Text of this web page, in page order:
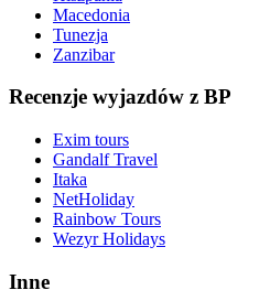
Macedonia
Tunezja
Zanzibar
Recenzje wyjazdów z BP
Exim tours
Gandalf Travel
Itaka
NetHoliday
Rainbow Tours
Wezyr Holidays
Inne